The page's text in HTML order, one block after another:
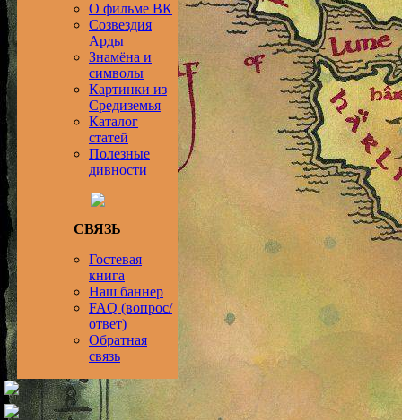
О фильме ВК
Созвездия
Арды
Знамёна и
символы
Картинки из
Средиземья
Каталог
статей
Полезные
дивности
СВЯЗЬ
Гостевая
книга
Наш баннер
FAQ (вопрос/
ответ)
Обратная
связь